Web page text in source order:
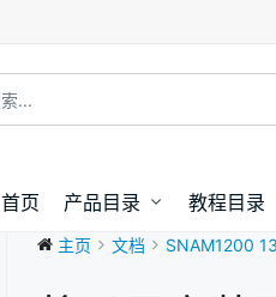
首页 产品目录 教程目录
主页 文档 SNAM1200